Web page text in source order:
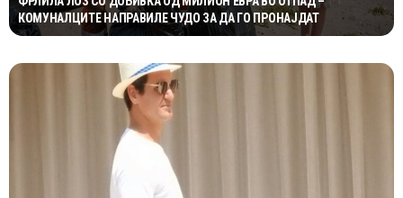
КОМУНАЛЦИТЕ НАПРАВИЛЕ ЧУДО ЗА ДА ГО ПРОНАЈДАТ